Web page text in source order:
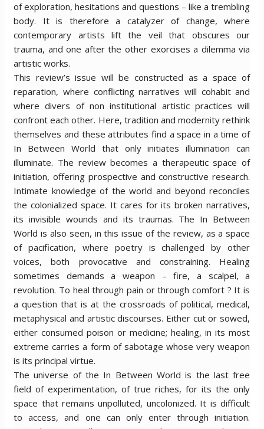
of exploration, hesitations and questions – like a trembling
body. It is therefore a catalyzer of change, where
contemporary artists lift the veil that obscures our
trauma, and one after the other exorcises a dilemma via
artistic works.
This review’s issue will be constructed as a space of
reparation, where conflicting narratives will cohabit and
where divers of non institutional artistic practices will
confront each other. Here, tradition and modernity rethink
themselves and these attributes find a space in a time of
In Between World that only initiates illumination can
illuminate. The review becomes a therapeutic space of
initiation, offering prospective and constructive research.
Intimate knowledge of the world and beyond reconciles
the colonialized space. It cares for its broken narratives,
its invisible wounds and its traumas. The In Between
World is also seen, in this issue of the review, as a space
of pacification, where poetry is challenged by other
voices, both provocative and constraining. Healing
sometimes demands a weapon – fire, a scalpel, a
revolution. To heal through pain or through comfort ? It is
a question that is at the crossroads of political, medical,
metaphysical and artistic discourses. Either cut or sowed,
either consumed poison or medicine; healing, in its most
extreme carries a form of sabotage whose very weapon
is its principal virtue.
The universe of the In Between World is the last free
field of experimentation, of true riches, for its the only
space that remains unpolluted, uncolonized. It is difficult
to access, and one can only enter through initiation.